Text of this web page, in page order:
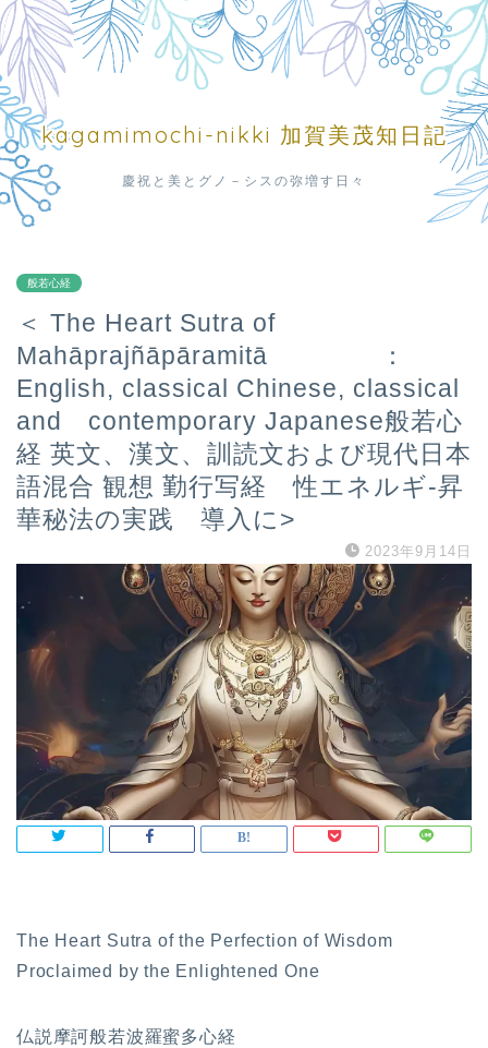
kagamimochi-nikki 加賀美茂知日記
慶祝と美とグノ－シスの弥増す日々
般若心経
＜ The Heart Sutra of
Mahāprajñāpāramitā ：
English, classical Chinese, classical
and contemporary Japanese般若心
経 英文、漢文、訓読文および現代日本
語混合 観想 勤行写経 性エネルギ-昇
華秘法の実践 導入に>
2023年9月14日
The Heart Sutra of the Perfection of Wisdom
Proclaimed by the Enlightened One
仏説摩訶般若波羅蜜多心経